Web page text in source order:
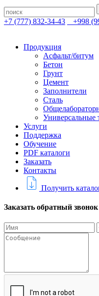
+7 (777) 832-34-43 +998
Продукция
Асфальт/битум
Бетон
Грунт
Цемент
Заполнители
Сталь
Универсальные
Услуги
Поддержка
Обучение
PDF каталоги
Заказать
Контакты
Получить
Заказать обратный звонок